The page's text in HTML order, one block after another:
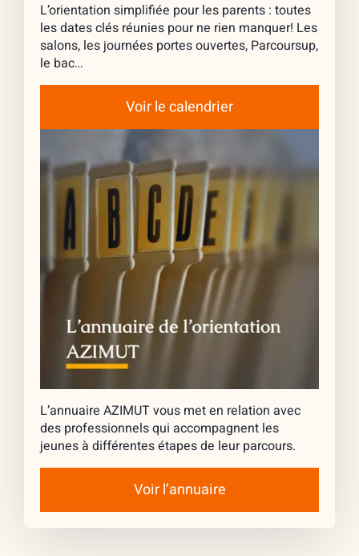
L’orientation simplifiée pour les parents : toutes
les dates clés réunies pour ne rien manquer! Les
salons, les journées portes ouvertes, Parcoursup,
le bac…
Voir le calendrier
L’annuaire AZIMUT vous met en relation avec
des professionnels qui accompagnent les
jeunes à différentes étapes de leur parcours.
Voir l’annuaire